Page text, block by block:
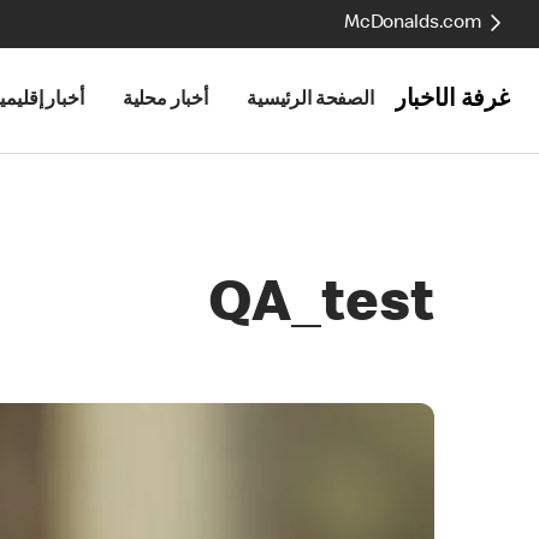
McDonalds.com
غرفة الأخبار الصفحة الرئيسية أخبار محلية أخبار
QA_test